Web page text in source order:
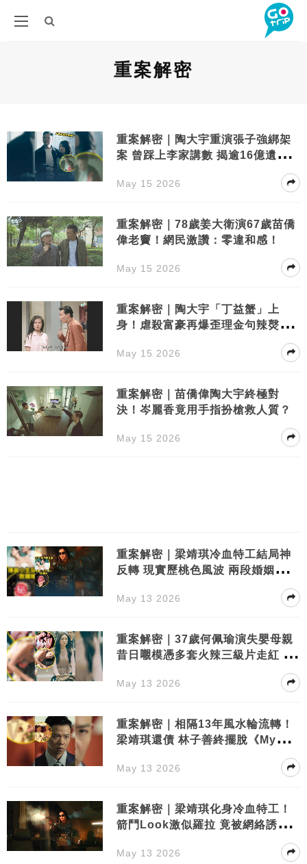
重案解密
重案解密｜陶大宇重演張子強綁架
案 曾踩上李家講數 揭逾16億遺產去
May 15 2026
重案解密｜78歲姜大衛演67歲苗僑
偉老竇！網民激讚：零違和感！
May 15 2026
重案解密｜陶大宇「丁益蟹」上
身！虐殺富豪再爆歪理金句辣㷫網
May 15 2026
重案解密｜苗僑偉陶大宇終極對
決！岑麗香竟用手指扮槍救人質？
May 15 2026
重案解密｜梁靖琪冷血特工結局神
反轉 現實歷桃色風波 兩段婚姻引熱
May 13 2026
重案解密｜37歲何佩瑜演失嬰母親
昔日𡃁模憑多套火辣三級片走紅 與
May 13 2026
重案解密｜相隔13年風水輪流轉！
梁靖琪還債 林子善終擺脫《My盛L
May 13 2026
重案解密｜梁靖琪化身冷血特工！
箭鬥Look激似羅拉 竟被網絡誘騙
May 13 2026